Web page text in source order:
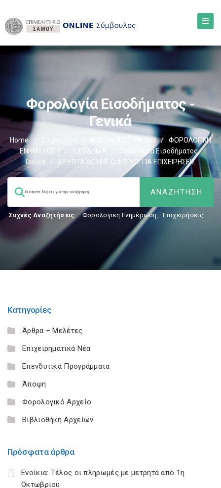
Φορολογία Εισοδήματος -
Γενικά
Home / Σύμβουλος ΦΟΡΟΛΟΓΙΣΤΙΚΑ_old /
ΦΟΡΟΛΟΓΙΚΗ
ΕΝΗΜΕΡΩΣΗ
/ ΕΙΣΟΔΗΜΑ /
Φορολογία Εισοδήματος -
Γενικά
/ ΣΕ ΕΠΤΑ ΔΟΣΕΙΣ Ο ΦΟΡΟΣ ΓΙΑ ΕΠΙΧΕΙΡΗΣΕΙΣ
Συχνές Αναζητήσεις: Φορολογικη Ενημέρωση, Επιχειρήσεις
Κατηγορίες
Άρθρα – Μελέτες
Επιχειρηματικά Νέα
Επενδυτικά Προγράμματα
Άποψη
Φορολογικό Αρχείο
Βιβλιοθήκη Αρχείων
Πρόσφατα άρθρα
Ενοίκια: Τέλος οι πληρωμές με μετρητά από 1η
Οκτωβρίου